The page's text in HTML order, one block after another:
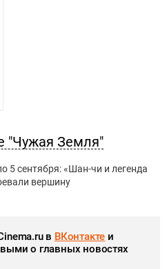
"Чужая Земля"
5 сентября: «Шан-чи и легенда
вершину
в ВКонтакте и
о главных новостях